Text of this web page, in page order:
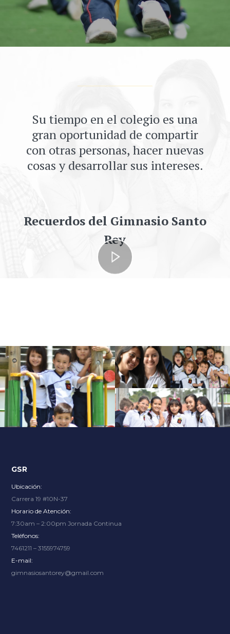
Su tiempo en el colegio es una
gran oportunidad de compartir
con otras personas, hacer nuevas
cosas y desarrollar sus intereses.
Recuerdos del Gimnasio Santo
Rey
excitement.
GSR
Ubicación:
Carrera 19 #10N-37
Horario de Atención:
7:30am – 2:00pm Jornada Continua
Teléfonos:
7461211 – 3155974759
E-mail:
gimnasiosantorey@gmail.com